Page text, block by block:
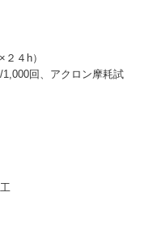
４h）
回、アクロン摩耗試